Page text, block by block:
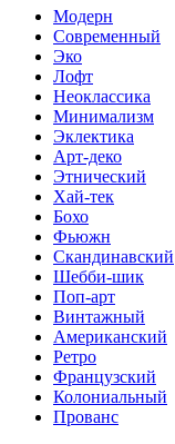
Модерн
Современный
Эко
Лофт
Неоклассика
Минимализм
Эклектика
Арт-деко
Этнический
Хай-тек
Бохо
Фьюжн
Скандинавский
Шебби-шик
Поп-арт
Винтажный
Американский
Ретро
Французский
Колониальный
Прованс